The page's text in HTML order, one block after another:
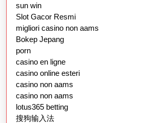
sun win
Slot Gacor Resmi
migliori casino non aams
Bokep Jepang
porn
casino en ligne
casino online esteri
casino non aams
casino non aams
lotus365 betting
搜狗输入法